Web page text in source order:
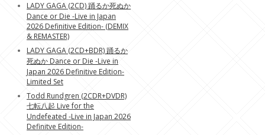
LADY GAGA (2CD) 踊るか死ぬか
Dance or Die -Live in Japan
2026 Definitive Edition- (DEMIX
& REMASTER)
LADY GAGA (2CD+BDR) 踊るか
死ぬか Dance or Die -Live in
Japan 2026 Definitive Edition-
Limited Set
Todd Rundgren (2CDR+DVDR)
七転八起 Live for the
Undefeated -Live in Japan 2026
Definitve Edition-